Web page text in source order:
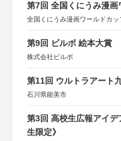
第7回 全国くにうみ漫画
全国くにうみ漫画ワールドカ
第9回 ビルボ 絵本大賞
株式会社ビルボ
第11回 ウルトラアート
石川県能美市
第3回 高校生広報アイ
生限定》